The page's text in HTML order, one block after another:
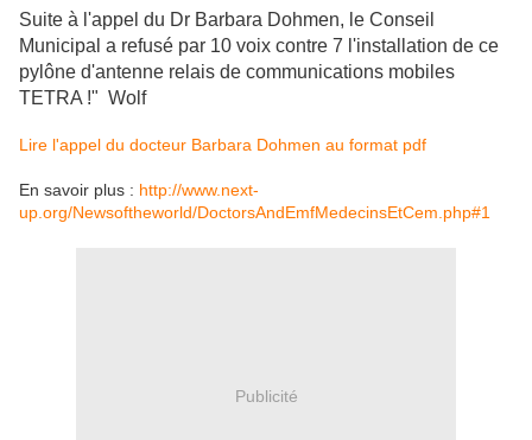
Suite à l'appel du Dr Barbara Dohmen, le Conseil
Municipal a refusé par 10 voix contre 7 l'installation de ce
pylône d'antenne relais de communications mobiles
TETRA !" Wolf
Lire l'appel du docteur Barbara Dohmen au format pdf
En savoir plus : http://www.next-
up.org/Newsoftheworld/DoctorsAndEmfMedecinsEtCem.php#1
Publicité